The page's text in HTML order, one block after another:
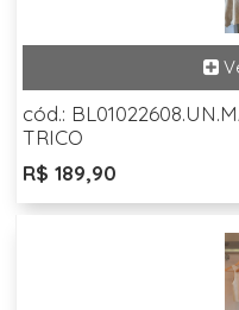
cód.:
TRICO
R$ 189,90